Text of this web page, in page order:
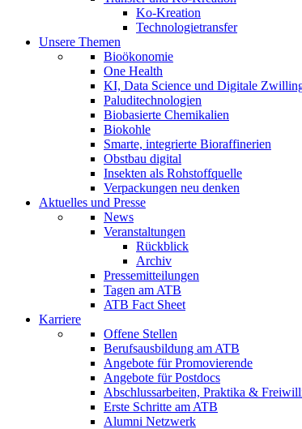
Ko-Kreation
Technologietransfer
Unsere Themen
Bioökonomie
One Health
KI, Data Science und Digitale
Paluditechnologien
Biobasierte Chemikalien
Biokohle
Smarte, integrierte Bioraffinerien
Obstbau digital
Insekten als Rohstoffquelle
Verpackungen neu denken
Aktuelles und Presse
News
Veranstaltungen
Rückblick
Archiv
Pressemitteilungen
Tagen am ATB
ATB Fact Sheet
Karriere
Offene Stellen
Berufsausbildung am ATB
Angebote für Promovierende
Angebote für Postdocs
Abschlussarbeiten, Praktika &
Erste Schritte am ATB
Alumni Netzwerk